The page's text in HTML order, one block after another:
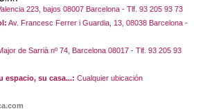
223, bajos 08007 Barcelona - Tlf. 93 205 93 73
Av. Francesc Ferrer i Guardia, 13, 08038 Barcelona -
de Sarrià nº 74, Barcelona 08017 - Tlf. 93 205 93
espacio, su casa...: Cualquier ubicación